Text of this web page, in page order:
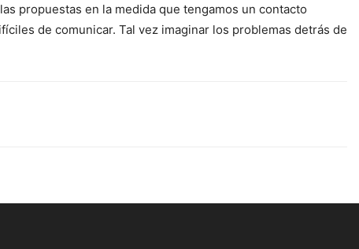
propuestas en la medida que tengamos un contacto
de comunicar. Tal vez imaginar los problemas detrás de